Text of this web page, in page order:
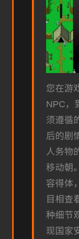
您在游
NPC，
须遵循
后的剧
人务物
移动朝
容得体
目相查
种细节
现国家